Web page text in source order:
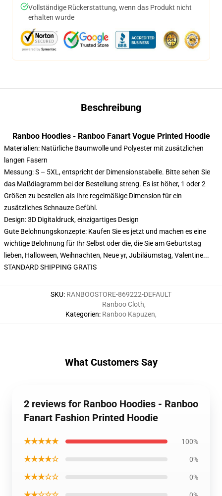
Vollständige Rückerstattung, wenn das Produkt nicht
erhalten wurde
Beschreibung
Ranboo Hoodies - Ranboo Fanart Vogue Printed Hoodie
Materialien: Natürliche Baumwolle und Polyester mit zusätzlichen
langen Fasern
Messung: S – 5XL, entspricht der Dimensionstabelle. Bitte sehen Sie
das Maßdiagramm bei der Bestellung streng. Es ist höher, 1 oder 2
Größen zu bestellen als Ihre regelmäßige Dimension für ein
zusätzliches Schnauze Gefühl.
Design: 3D Digitaldruck, einzigartiges Design
Gute Belohnungskonzepte: Kaufen Sie es jetzt und machen es eine
wichtige Belohnung für Ihr Selbst oder die, die Sie am Geburtstag
lieben, Halloween, Weihnachten, Neue yr, Jubiläumstag, Valentine...
STANDARD SHIPPING GRATIS
SKU: RANBOOSTORE-869222-DEFAULT
Kategorien:
Ranboo Cloth,
Ranboo Kapuzen,
What Customers Say
2 reviews for Ranboo Hoodies - Ranboo
Fanart Fashion Printed Hoodie
★★★★★ 100%
★★★★☆ 0%
★★★☆☆ 0%